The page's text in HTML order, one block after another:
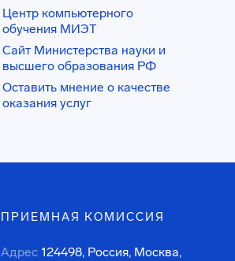
Центр компьютерного
обучения МИЭТ
Сайт Министерства науки и
высшего образования РФ
Оставить мнение о качестве
оказания услуг
ПРИЕМНАЯ КОМИССИЯ
Адрес 124498, Россия, Москва,